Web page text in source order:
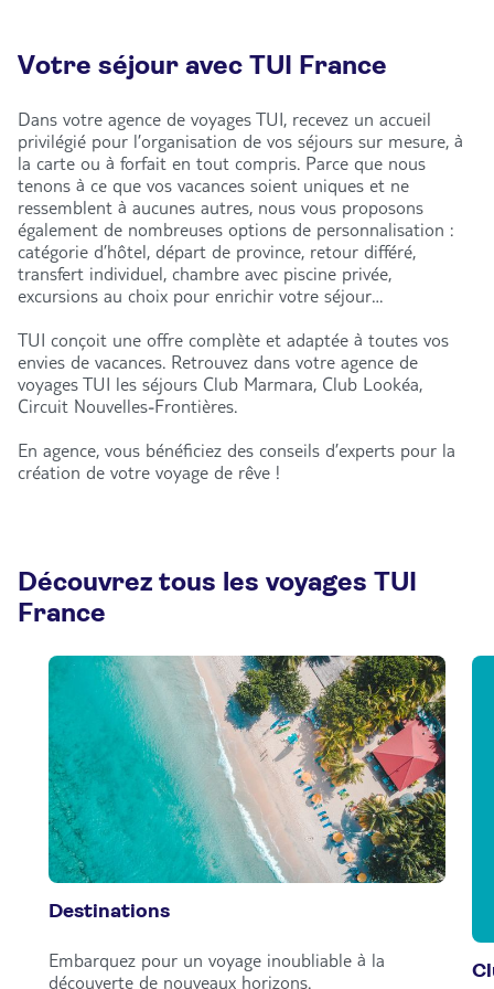
Votre séjour avec TUI France
Dans votre agence de voyages TUI, recevez un accueil
privilégié pour l’organisation de vos séjours sur mesure, à
la carte ou à forfait en tout compris. Parce que nous
tenons à ce que vos vacances soient uniques et ne
ressemblent à aucunes autres, nous vous proposons
également de nombreuses options de personnalisation :
catégorie d’hôtel, départ de province, retour différé,
transfert individuel, chambre avec piscine privée,
excursions au choix pour enrichir votre séjour…
TUI conçoit une offre complète et adaptée à toutes vos
envies de vacances. Retrouvez dans votre agence de
voyages TUI les séjours Club Marmara, Club Lookéa,
Circuit Nouvelles-Frontières.
En agence, vous bénéficiez des conseils d’experts pour la
création de votre voyage de rêve !
Découvrez tous les voyages TUI
France
Destinations
Embarquez pour un voyage inoubliable à la
découverte de nouveaux horizons.